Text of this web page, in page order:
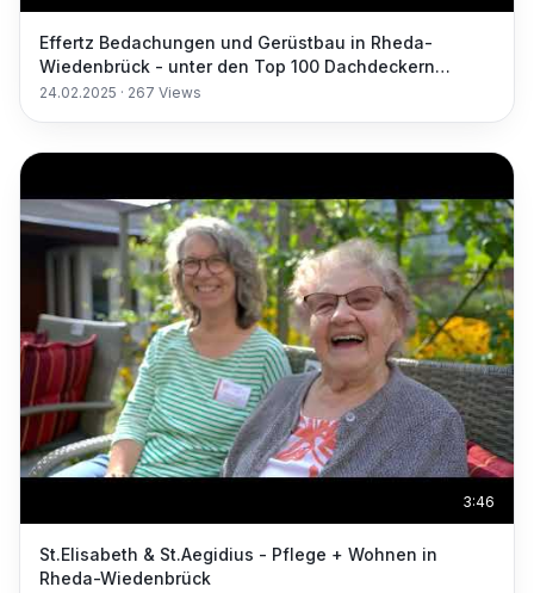
Effertz Bedachungen und Gerüstbau in Rheda-
Wiedenbrück - unter den Top 100 Dachdeckern
Deutschlands
24.02.2025 · 267 Views
3:46
St.Elisabeth & St.Aegidius - Pflege + Wohnen in
Rheda-Wiedenbrück